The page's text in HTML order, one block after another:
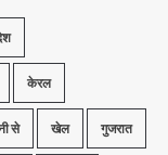
केरल
से खेल गुजरात